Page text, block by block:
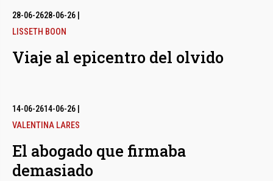
28-06-2628-06-26
LISSETH BOON
Viaje al epicentro del olvido
14-06-2614-06-26
VALENTINA LARES
El abogado que firmaba
demasiado